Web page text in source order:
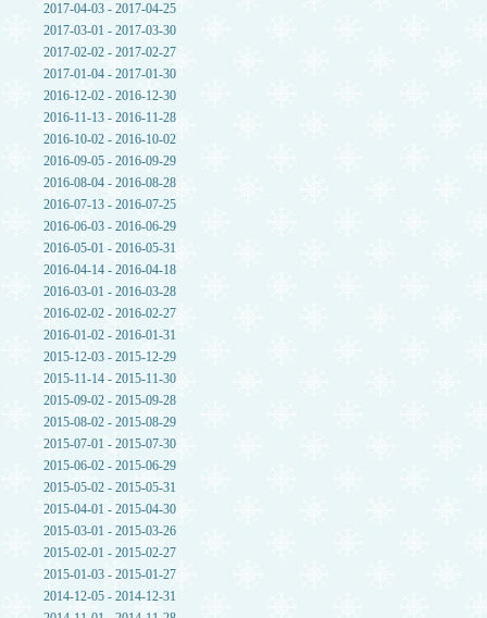
2017-04-03 - 2017-04-25
2017-03-01 - 2017-03-30
2017-02-02 - 2017-02-27
2017-01-04 - 2017-01-30
2016-12-02 - 2016-12-30
2016-11-13 - 2016-11-28
2016-10-02 - 2016-10-02
2016-09-05 - 2016-09-29
2016-08-04 - 2016-08-28
2016-07-13 - 2016-07-25
2016-06-03 - 2016-06-29
2016-05-01 - 2016-05-31
2016-04-14 - 2016-04-18
2016-03-01 - 2016-03-28
2016-02-02 - 2016-02-27
2016-01-02 - 2016-01-31
2015-12-03 - 2015-12-29
2015-11-14 - 2015-11-30
2015-09-02 - 2015-09-28
2015-08-02 - 2015-08-29
2015-07-01 - 2015-07-30
2015-06-02 - 2015-06-29
2015-05-02 - 2015-05-31
2015-04-01 - 2015-04-30
2015-03-01 - 2015-03-26
2015-02-01 - 2015-02-27
2015-01-03 - 2015-01-27
2014-12-05 - 2014-12-31